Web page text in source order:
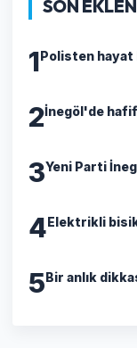
SON
1Polisten hayat
2İnegöl'de
3Yeni Parti
4Elektrikli
5Bir anlık